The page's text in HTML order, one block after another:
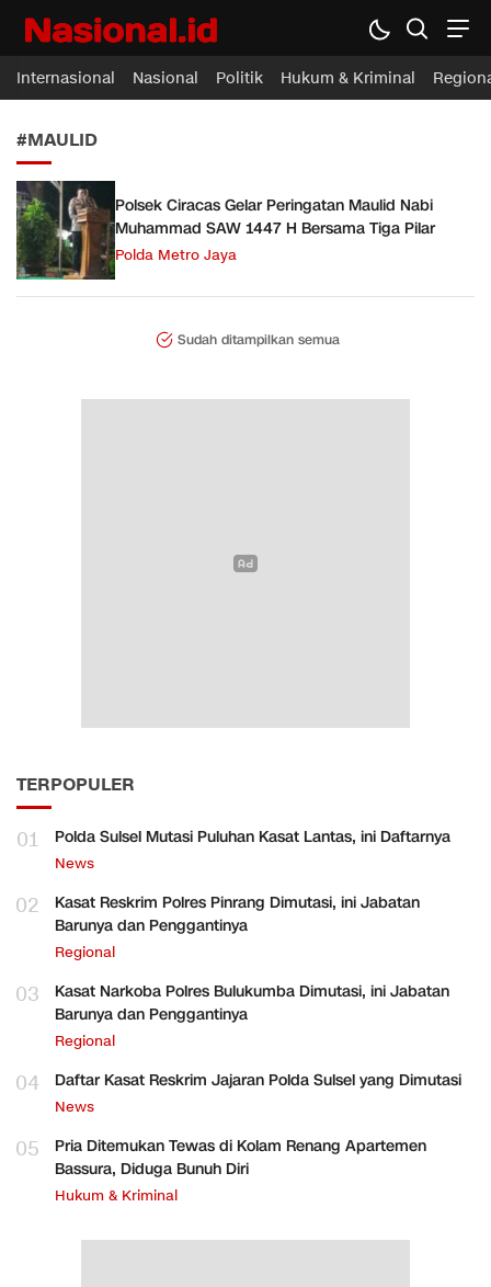
Nasional.id
Membawa Inspirasi Untuk Indonesia
Internasional Nasional Politik Hukum & Kriminal
#MAULID
Polsek Ciracas Gelar Peringatan Maulid Nabi
Muhammad SAW 1447 H Bersama Tiga Pilar
Polda Metro Jaya
Sudah ditampilkan semua
TERPOPULER
01 Polda Sulsel Mutasi Puluhan Kasat Lantas, ini Daftarnya
News
02
Kasat Reskrim Polres Pinrang Dimutasi, ini Jabatan
Barunya dan Penggantinya
Regional
03
Kasat Narkoba Polres Bulukumba Dimutasi, ini Jabatan
Barunya dan Penggantinya
Regional
04 Daftar Kasat Reskrim Jajaran Polda Sulsel yang Dimutasi
News
05
Pria Ditemukan Tewas di Kolam Renang Apartemen
Bassura, Diduga Bunuh Diri
Hukum & Kriminal